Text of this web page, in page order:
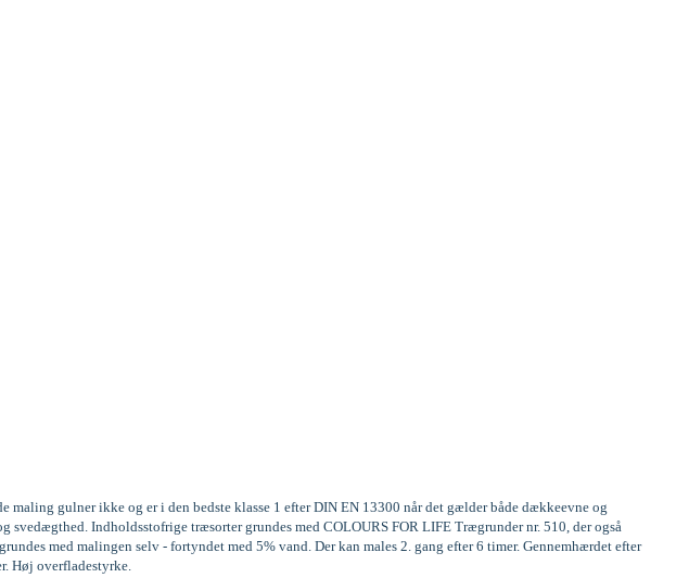
gulner ikke og er i den bedste klasse 1 efter DIN EN 13300 når det gælder både dækkeevne og
Indholdsstofrige træsorter grundes med COLOURS FOR LIFE Trægrunder nr. 510, der også
med malingen selv - fortyndet med 5% vand. Der kan males 2. gang efter 6 timer. Gennemhærdet efter
Høj overfladestyrke.